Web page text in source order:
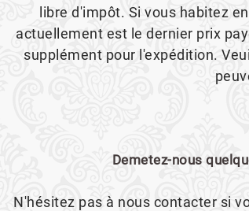
libre d'impôt. Si vous habitez
actuellement est le dernier prix
supplément pour l'expédition.
Demetez-nous
N'hésitez pas à nous contacter si